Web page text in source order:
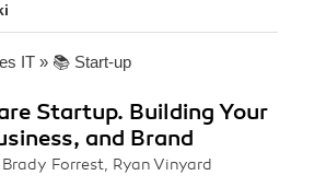
IT » 📚 Start-up
Startup. Building Your
and Brand
Forrest, Ryan Vinyard